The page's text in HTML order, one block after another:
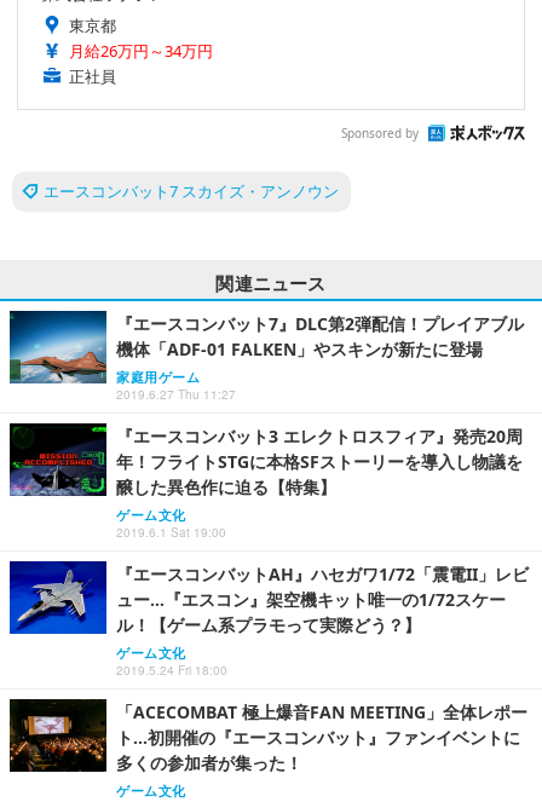
東京都
月給26万円～34万円
正社員
Sponsored by
エースコンバット7 スカイズ・アンノウン
関連ニュース
『エースコンバット7』DLC第2弾配信！プレイアブル
機体「ADF-01 FALKEN」やスキンが新たに登場
家庭用ゲーム
2019.6.27 Thu 11:27
『エースコンバット3 エレクトロスフィア』発売20周
年！フライトSTGに本格SFストーリーを導入し物議を
醸した異色作に迫る【特集】
ゲーム文化
2019.6.1 Sat 19:00
『エースコンバットAH』ハセガワ1/72「震電II」レビ
ュー…『エスコン』架空機キット唯一の1/72スケー
ル！【ゲーム系プラモって実際どう？】
ゲーム文化
2019.5.24 Fri 18:00
「ACECOMBAT 極上爆音FAN MEETING」全体レポー
ト…初開催の『エースコンバット』ファンイベントに
多くの参加者が集った！
ゲーム文化